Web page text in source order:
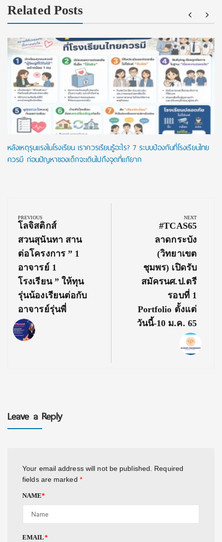
Related Posts
หลังเหตุรุนแรงในโรงเรียน เราควรเรียนรู้อะไร? 7 ระบบป้องกันที่โรงเรียนไทย
ควรมี ก่อนปัญหาของเด็กจะเดินไปถึงจุดที่แก้ยาก
navigation
PREVIOUS
Previous
Post:
โลจิสติกส์
สวนสุนันทา สาน
ต่อโครงการ ” 1
อาจารย์ 1
โรงเรียน ” ให้ทุน
รุ่นน้องเรียนต่อกับ
อาจารย์รุ่นพี่
NEXT
Next
Post:
#TCAS65
ลาดกระบัง
(วิทยาเขต
ชุมพร) เปิดรับ
สมัครนศ.ป.ตรี
รอบที่ 1
Portfolio ตั้งแต่
วันนี้-10 ม.ค. 65
Leave a Reply
Your email address will not be published.
Required
fields are marked *
NAME*
EMAIL*